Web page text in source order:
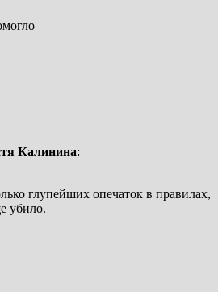
Калинина:
глупейших опечаток в правилах,
убило.